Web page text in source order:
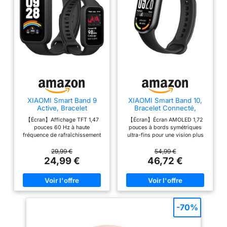
XIAOMI Smart Band 9
Active, Bracelet
Connecté, Noir
【Écran】Affichage TFT 1,47
pouces 60 Hz à haute
fréquence de rafraîchissement
agréable. 【Design】Poids
ultra-léger 16,5 g et épaisseur
9,99 mm. Vous la portez
confortablement sans gêne
toute la journée.
【Personnalisation】De
29,99 €
24,99 €
XIAOMI Smart Band 10,
Bracelet Connecté,
Autonomie 21 jours, noir
【Écran】Écran AMOLED 1,72
pouces à bords symétriques
ultra-fins pour une vision plus
【Suivi santé】Analyse
professionnelle du sommeil
avec propositions de
récupération personnalisées
pour améliorer votre forme.
【Autonomie】Batterie à charge
d’endurance et limite les
recharges répétitives.
【Design】Différents cadres et
54,99 €
46,72 €
-70%